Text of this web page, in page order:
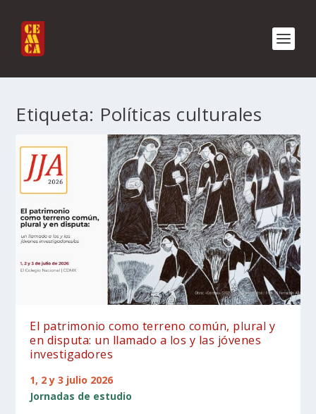
Etiqueta: Políticas culturales
El patrimonio como terreno común, plural y
en disputa: un llamado a los y las jóvenes
investigadores
1, 2 y 3 julio 2026
Jornadas de estudio